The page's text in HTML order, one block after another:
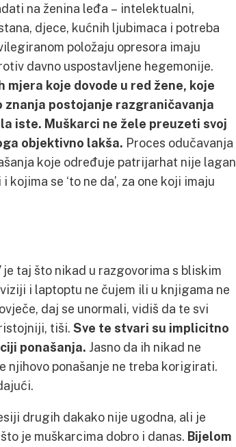
na ženina leđa – intelektualni,
djece, kućnih ljubimaca i potreba
položaju opresora imaju
davno uspostavljene hegemonije.
koje dovode u red žene, koje
znanja postojanje razgraničavanja
iste. Muškarci ne žele preuzeti svoj
objektivno lakša. Proces odučavanja
koje određuje patrijarhat nije lagan
se ‘to ne da’, za one koji imaju
je taj što nikad u razgovorima s bliskim
i laptoptu ne čujem ili u knjigama ne
daj se unormali, vidiš da te svi
tiši. Sve te stvari su implicitno
ponašanja. Jasno da ih nikad ne
njihovo ponašanje ne treba korigirati.
drugih dakako nije ugodna, ali je
je muškarcima dobro i danas. Bijelom